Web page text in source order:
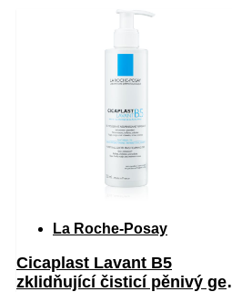
La Roche-Posay
Cicaplast Lavant B5
zklidňující čisticí pěnivý gel